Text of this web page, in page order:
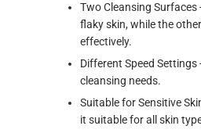
Two Cleansing
flaky skin, while the
effectively.
Different Speed
cleansing needs.
Suitable for Sensitive
it suitable for all skin